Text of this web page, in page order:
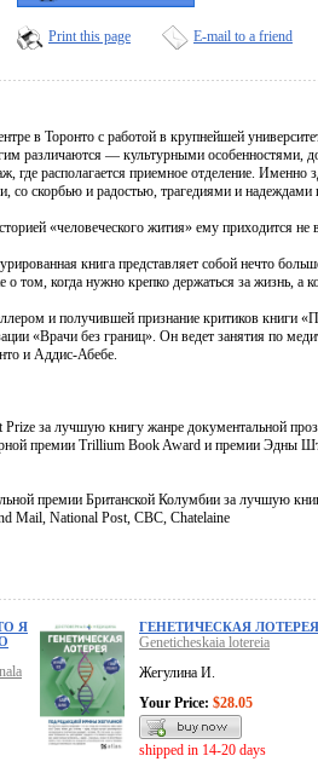
Print this page E-mail to a friend
в Торонто с работой в крупнейшей
различаются — культурными особенностями,
где располагается приемное отделение. Именно
со скорбью и радостью, трагедиями и надеждами
«человеческого жития» ему приходится
книга представляет собой нечто
том, когда нужно крепко держаться за жизнь, а
и получившей признание критиков книги
«Врачи без границ». Он ведет занятия по
и Аддис-Абебе.
за лучшую книгу жанре документальной
премии Trillium Book Award и премии Эдны
премии Британской Колумбии за лучшую
Mail, National Post, CBC, Chatelaine
Я
ГЕНЕТИЧЕСКАЯ ЛОТЕРЕЯ
Geneticheskaia lotereia
Жегулина И.
Your Price: $28.05
shipped in 14-20 days